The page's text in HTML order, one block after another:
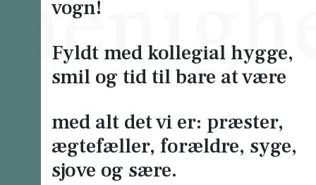
vogn!
Fyldt med kollegial hygge,
smil og tid til bare at være
med alt det vi er: præster,
ægtefæller, forældre, syge,
sjove og sære.